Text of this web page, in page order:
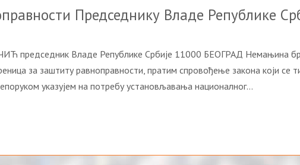
Председнику Владе Републике
Владе Републике Србије 11000 БЕОГРАД Немањина
за заштиту равноправности, пратим спровођење закона који се
указујем на потребу установљавања националног…